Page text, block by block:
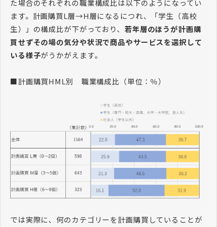
た場合のそれぞれの職業構成比は以下のようになってい
ます。計画購買L層→H層になるにつれ、「学生（高校
生）」の構成比が下がっており、 若年層のほうが計画購
買せずその場の気分や状況で商品やサービスを選択して
いる様子がうかがえます。
■計画購買HML別 職業構成比（単位：％）
では実際に、何のカテゴリーを計画購買していることが